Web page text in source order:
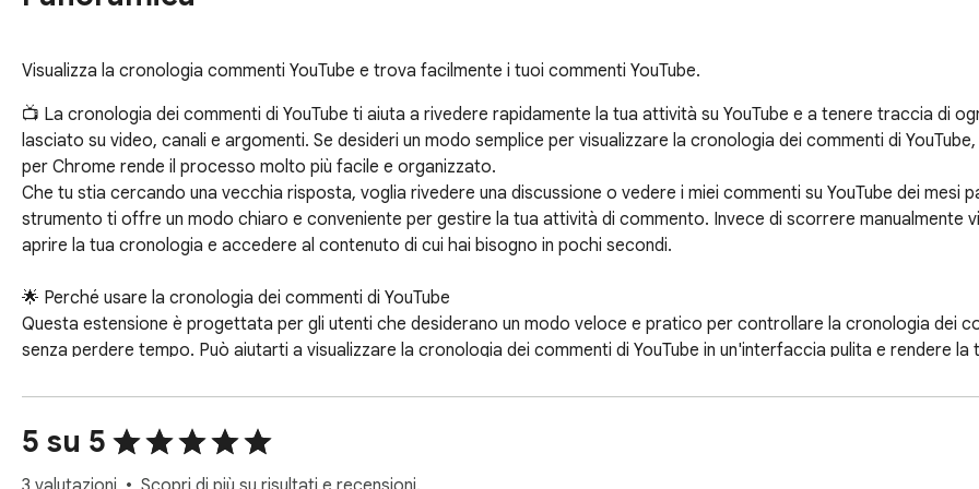
Visualizza la cronologia commenti YouTube e trova facilmente i tuoi commenti YouTube.
📺 La cronologia dei commenti di YouTube ti aiuta a rivedere rapidamente la tua attività su YouTube e a tenere traccia di
lasciato su video, canali e argomenti. Se desideri un modo semplice per visualizzare la cronologia dei commenti di
per Chrome rende il processo molto più facile e organizzato.
Che tu stia cercando una vecchia risposta, voglia rivedere una discussione o vedere i miei commenti su YouTube dei mesi
strumento ti offre un modo chiaro e conveniente per gestire la tua attività di commento. Invece di scorrere manualmente
aprire la tua cronologia e accedere al contenuto di cui hai bisogno in pochi secondi.
🌟 Perché usare la cronologia dei commenti di YouTube
Questa estensione è progettata per gli utenti che desiderano un modo veloce e pratico per controllare la cronologia dei
senza perdere tempo. Può aiutarti a visualizzare la cronologia dei commenti di YouTube in un'interfaccia pulita e rendere la
È particolarmente utile se interagisci spesso con i creatori, lasci feedback, fai domande o partecipi a conversazioni sotto i
cronologia dei commenti di YouTube disponibile in un unico posto, diventa molto più facile ricordare dove hai postato e
🚀 Principali vantaggi
5 su 5